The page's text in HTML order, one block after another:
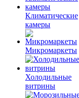
Климатические
камеры
Микромаркеты
Холодильные
витрины